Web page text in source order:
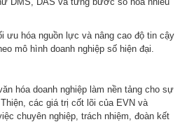
ưu hóa nguồn lực và nâng cao độ tin cậy
mô hình doanh nghiệp số hiện đại.
hóa doanh nghiệp làm nền tảng cho sự
các giá trị cốt lõi của EVN và
chuyên nghiệp, trách nhiệm, đoàn kết